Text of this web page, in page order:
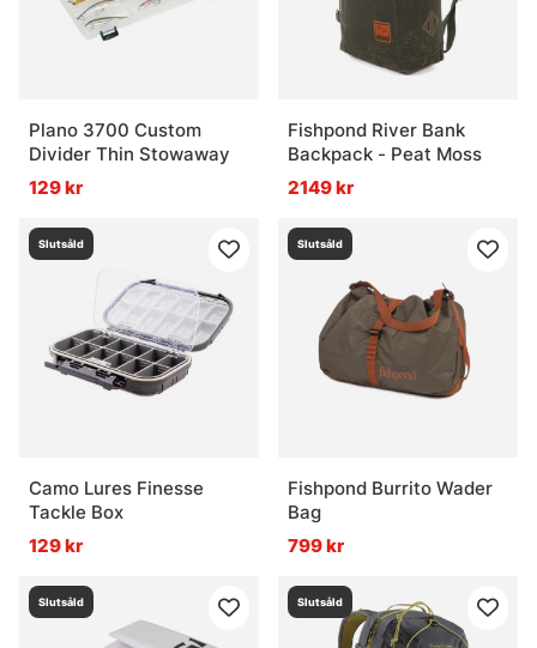
Plano 3700 Custom
Divider Thin Stowaway
129 kr
Fishpond River Bank
Backpack - Peat Moss
2149 kr
Slutsåld
Camo Lures Finesse
Tackle Box
129 kr
Slutsåld
Fishpond Burrito Wader
Bag
799 kr
Slutsåld Slutsåld